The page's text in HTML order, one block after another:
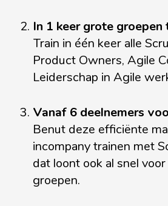
In 1 keer grote groepen
Train in één keer alle
Product Owners, Agile
Leiderschap in Agile
Vanaf 6 deelnemers
Benut deze efficiënte
incompany trainen met
dat loont ook al snel
groepen.